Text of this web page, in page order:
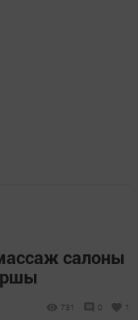
салоны
731 0 1